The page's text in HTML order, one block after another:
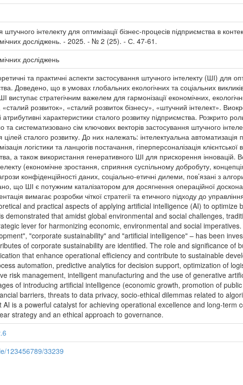
інтелекту для оптимізації бізнес-процесів підприємства в
досліджень. - 2025. - № 2 (25). - С. 47-61.
досліджень
та практичні аспекти застосування штучного інтелекту (ШІ) для
Доведено, що в умовах глобальних екологічних та соціальних
виступає стратегічним важелем для гармонізації економічних,
«сталий розвиток», «сталий розвиток бізнесу», «штучний інтелект».
атрибутивні характеристики сталого розвитку підприємства. Розкрито
та систематизовано сім ключових векторів застосування штучного
сталого розвитку. До них належать: інтелектуальна автоматизація
логістики та ланцюгів постачання, гіперперсоналізація
а також використання генеративного ШІ для прискорення інновацій.
(економічне зростання, сприяння суспільному добробуту,
конфіденційності даних, соціально-етичні дилеми, пов’язані з
що ШІ є потужним каталізатором для досягнення операційної
вимагає розробки чіткої стратегії та етичного підходу до
and practical aspects of applying artificial intelligence (AI) to
demonstrated that amidst global environmental and social challenges,
lever for harmonizing economic, environmental and social
"corporate sustainability" and "artificial intelligence" – has been
of corporate sustainability are identified. The role and significance of
that enhance operational efficiency and contribute to sustainable
automation, predictive analytics for decision support, optimization of
risk management, intelligent manufacturing and the use of generative
of introducing artificial intelligence (economic growth, promotion of
barriers, threats to data privacy, socio-ethical dilemmas related to
is a powerful catalyst for achieving operational excellence and long-term
strategy and an ethical approach to governance.
123456789/33239